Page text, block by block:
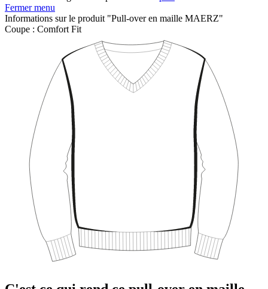
Fermer menu
Informations sur le produit "Pull-over en maille MAERZ"
Coupe : Comfort Fit